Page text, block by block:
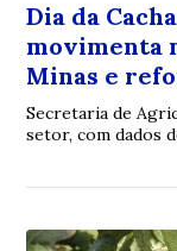
Dia da
movimenta
Minas e
Secretaria de
setor, com dados